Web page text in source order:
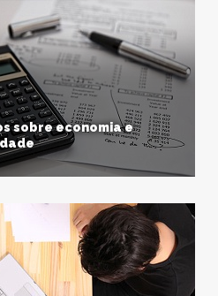
polos de apoio das instituições
sobre economia e